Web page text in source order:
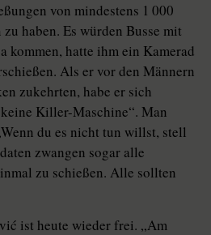
von mindestens 1 000
haben. Es würden Busse mit
kommen, hatte ihm ein Kamerad
Als er vor den Männern
zukehrten, habe er sich
Killer-Maschine“. Man
du es nicht tun willst, stell
zwangen sogar alle
zu schießen. Alle sollten
ist heute wieder frei. „Am